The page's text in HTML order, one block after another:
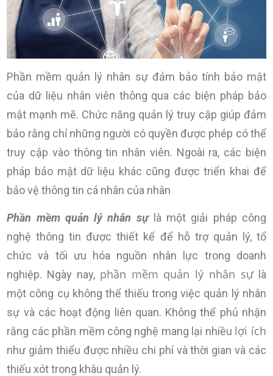
Phần mềm quản lý nhân sự đảm bảo tính bảo mật
của dữ liệu nhân viên thông qua các biện pháp bảo
mật mạnh mẽ. Chức năng quản lý truy cập giúp đảm
bảo rằng chỉ những người có quyền được phép có thể
truy cập vào thông tin nhân viên. Ngoài ra, các biện
pháp bảo mật dữ liệu khác cũng được triển khai để
bảo vệ thông tin cá nhân của nhân
Phần mềm quản lý nhân sựlà một giải pháp công
nghệ thông tin được thiết kế để hỗ trợ quản lý, tổ
chức và tối ưu hóa nguồn nhân lực trong doanh
nghiệp. Ngày nay, phần mềm quản lý nhân sựlà
một công cụ không thể thiếu trong việc quản lý nhân
sự và các hoạt động liên quan. Không thể phủ nhận
rằng các phần mềm công nghệ mang lại nhiều lợi ích
như giảm thiểu được nhiều chi phí và thời gian và các
thiếu xót trong khâu quản lý.